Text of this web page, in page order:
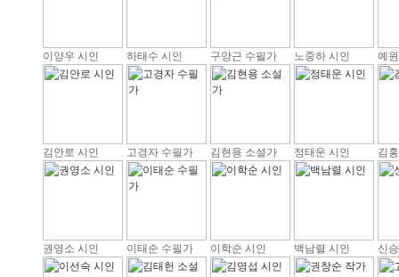
이양우 시인 하태수 시인 구양근 수필가 노중하 시인 예
김안로 시인 고경자 수필가 김현용 소설가 정태운 시인 김
권영소 시인 이태순 수필가 이학순 시인 백남렬 시인 신